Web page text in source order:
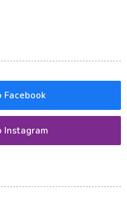
Facebook
Instagram